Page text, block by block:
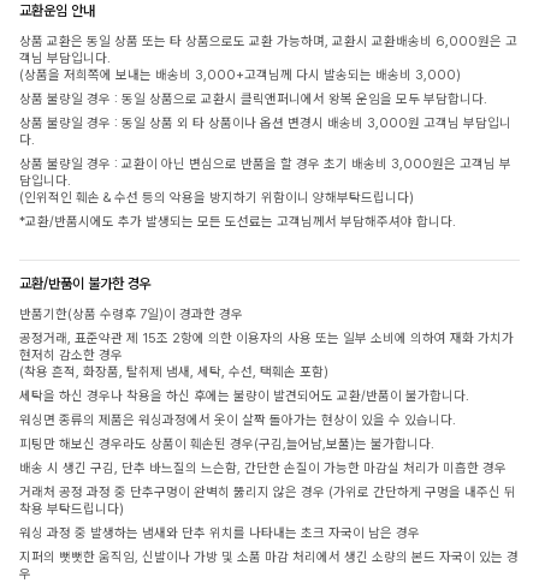
교환운임 안내
상품 교환은 동일 상품 또는 타 상품으로도 교환 가능하며, 교환시 교환배송비 6,000원은 고
객님 부담입니다.
(상품을 저희쪽에 보내는 배송비 3,000+고객님께 다시 발송되는 배송비 3,000)
상품 불량일 경우 : 동일 상품으로 교환시 클릭앤퍼니에서 왕복 운임을 모두 부담합니다.
상품 불량일 경우 : 동일 상품 외 타 상품이나 옵션 변경시 배송비 3,000원 고객님 부담입니
다.
상품 불량일 경우 : 교환이 아닌 변심으로 반품을 할 경우 초기 배송비 3,000원은 고객님 부
담입니다.
(인위적인 훼손 & 수선 등의 악용을 방지하기 위함이니 양해부탁드립니다)
*교환/반품시에도 추가 발생되는 모든 도선료는 고객님께서 부담해주셔야 합니다.
교환/반품이 불가한 경우
반품기한(상품 수령후 7일)이 경과한 경우
공정거래, 표준약관 제 15조 2항에 의한 이용자의 사용 또는 일부 소비에 의하여 재화 가치가
현저히 감소한 경우
(착용 흔적, 화장품, 탈취제 냄새, 세탁, 수선, 택훼손 포함)
세탁을 하신 경우나 착용을 하신 후에는 불량이 발견되어도 교환/반품이 불가합니다.
워싱면 종류의 제품은 워싱과정에서 옷이 살짝 돌아가는 현상이 있을 수 있습니다.
피팅만 해보신 경우라도 상품이 훼손된 경우(구김,늘어남,보풀)는 불가합니다.
배송 시 생긴 구김, 단추 바느질의 느슨함, 간단한 손질이 가능한 마감실 처리가 미흡한 경우
거래처 공정 과정 중 단추구멍이 완벽히 뚫리지 않은 경우 (가위로 간단하게 구멍을 내주신 뒤
착용 부탁드립니다)
워싱 과정 중 발생하는 냄새와 단추 위치를 나타내는 초크 자국이 남은 경우
지퍼의 뻣뻣한 움직임, 신발이나 가방 및 소품 마감 처리에서 생긴 소량의 본드 자국이 있는 경
우